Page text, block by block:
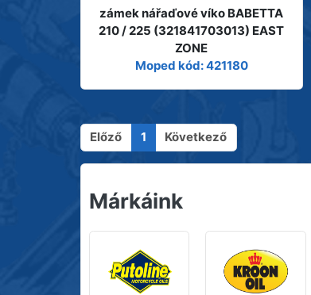
zámek nářaďové víko BABETTA
210 / 225 (321841703013) EAST
ZONE
Moped kód: 421180
Előző 1 Következő
Márkáink